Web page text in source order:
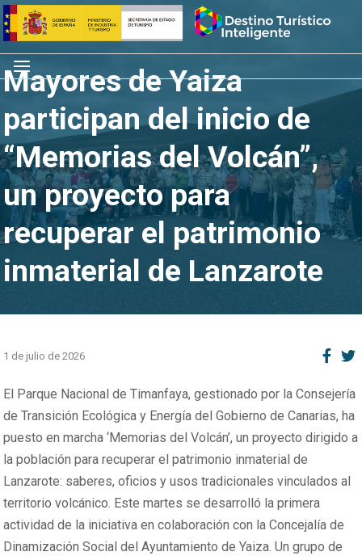
Saltar
al
contenido
Inicio
Menú
Mayores de Yaiza
participan del inicio de
“Memorias del Volcán”,
un proyecto para
recuperar el patrimonio
inmaterial de Lanzarote
1 de julio de 2026
El Parque Nacional de Timanfaya, gestionado por la Consejería
de Transición Ecológica y Energía del Gobierno de Canarias, ha
puesto en marcha ‘Memorias del Volcán’, un proyecto dirigido a
la población para recuperar el patrimonio inmaterial de
Lanzarote: saberes, oficios y usos tradicionales vinculados al
territorio volcánico. Este martes se desarrolló la primera
actividad de la iniciativa en colaboración con la Concejalía de
Dinamización Social del Ayuntamiento de Yaiza. Un grupo de